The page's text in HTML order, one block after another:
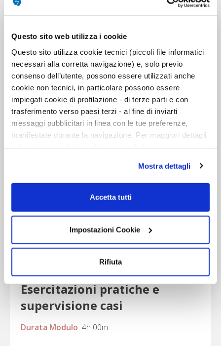
Questo sito web utilizza i cookie
Questo sito utilizza cookie tecnici (piccoli file informatici
necessari alla corretta navigazione) e, solo previo
consenso dell’utente, possono essere utilizzati anche
cookie non tecnici, in particolare possono essere
impiegati cookie di profilazione - di terze parti e con
trasferimento verso paesi terzi - al fine di inviarti
messaggi pubblicitari in linea con le tue preferenze,
manifestate durante la navigazione. Per maggiori dettagli
cookie, ti invitiamo a prendere visione dell’informativa
cookie. Chiudendo il banner tramite la “X” prosegui la
navigazione senza alcuna profilazione. Selezionando
profilazione che potrai revocare in ogni momento
pagina dedicati ai cookie.
Mostra dettagli
Accetta tutti
Impostazioni Cookie
Rifiuta
Ideazione, progettazione e
realizzazione di percorsi di
libroterapia con albi illustrati
Durata Modulo 4h 00m
Mossa
Sole
Pipino
Esercitazioni pratiche e
supervisione casi
Durata Modulo 4h 00m